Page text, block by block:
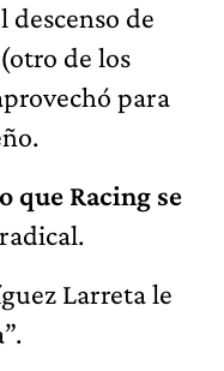
descenso de
(otro de los
para
que Racing se
Larreta le